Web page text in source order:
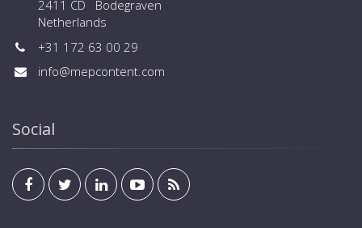
2411 CD Bodegraven
Netherlands
+31 172 63 00 29
info@mepcontent.com
Social